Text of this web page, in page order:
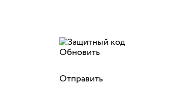
Обновить
Отправить